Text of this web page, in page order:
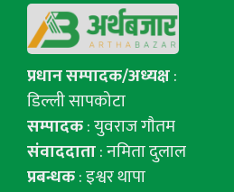
प्रधान सम्पादक/अध्यक्ष:
डिल्ली सापकोटा
सम्पादक: युवराज गाैतम
संवाददाता: नमिता दुलाल
प्रबन्धक: इश्वर थापा